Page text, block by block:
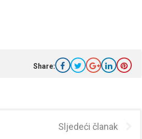
Share:
Sljedeći članak